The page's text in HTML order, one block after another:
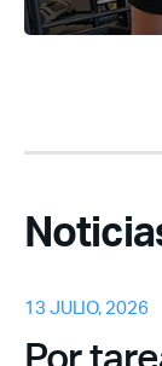
13 JULIO, 2026